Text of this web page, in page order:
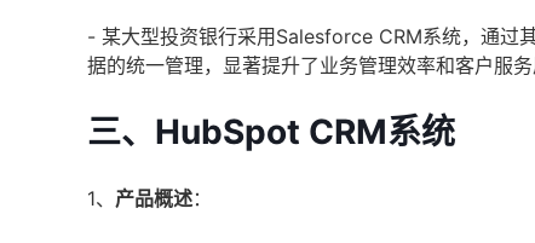
- 某大型投资银行采用Salesforce CRM系统，通过
据的统一管理，显著提升了业务管理效率和客户服务
三、HubSpot CRM系统
1、 产品概述：